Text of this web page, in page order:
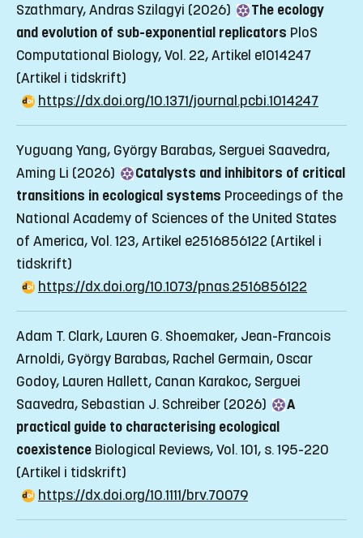
Szathmary, Andras Szilagyi (2026)
The ecology
and evolution of sub-exponential replicators PloS
Computational Biology, Vol. 22, Artikel e1014247
(Artikel i tidskrift)
https://dx.doi.org/10.1371/journal.pcbi.1014247
Yuguang Yang, György Barabas, Serguei Saavedra,
Aming Li (2026)
Catalysts and inhibitors of critical
transitions in ecological systems Proceedings of the
National Academy of Sciences of the United States
of America, Vol. 123, Artikel e2516856122 (Artikel i
tidskrift)
https://dx.doi.org/10.1073/pnas.2516856122
Adam T. Clark, Lauren G. Shoemaker, Jean-Francois
Arnoldi, György Barabas, Rachel Germain, Oscar
Godoy, Lauren Hallett, Canan Karakoc, Serguei
Saavedra, Sebastian J. Schreiber (2026)
A
practical guide to characterising ecological
coexistence Biological Reviews, Vol. 101, s. 195-220
(Artikel i tidskrift)
https://dx.doi.org/10.1111/brv.70079